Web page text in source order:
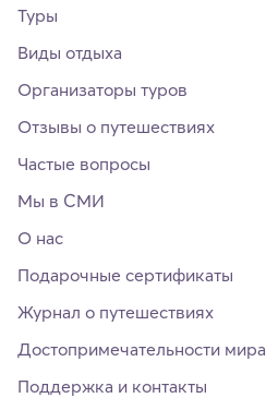
Туры
Виды отдыха
Организаторы туров
Отзывы о путешествиях
Частые вопросы
Мы в СМИ
О нас
Подарочные сертификаты
Журнал о путешествиях
Достопримечательности мира
Поддержка и контакты